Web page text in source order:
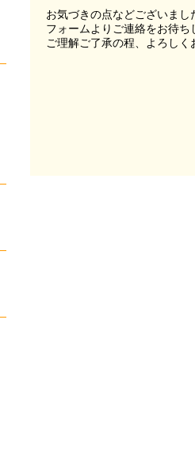
お気づきの点などございま
フォームよりご連絡をお待ち
ご理解ご了承の程、よろし